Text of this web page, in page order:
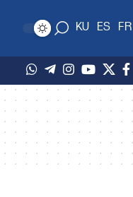
FR
ES
KU